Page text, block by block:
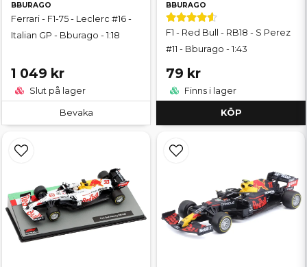
BBURAGO
Ferrari - F1-75 - Leclerc #16 -
Italian GP - Bburago - 1:18
1 049 kr
Slut på lager
Bevaka
BBURAGO
F1 - Red Bull - RB18 - S Perez
#11 - Bburago - 1:43
79 kr
Finns i lager
KÖP